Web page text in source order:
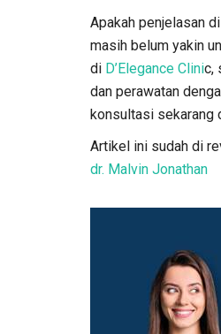
Apakah penjelasan
masih belum yakin
di D’Elegance Clinic,
dan perawatan
konsultasi sekarang
Artikel ini sudah di
dr. Malvin Jonathan